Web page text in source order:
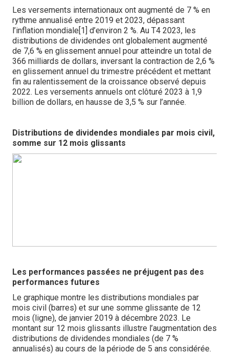
Les versements internationaux ont augmenté de 7 % en
rythme annualisé entre 2019 et 2023, dépassant
l’inflation mondiale[1] d’environ 2 %. Au T4 2023, les
distributions de dividendes ont globalement augmenté
de 7,6 % en glissement annuel pour atteindre un total de
366 milliards de dollars, inversant la contraction de 2,6 %
en glissement annuel du trimestre précédent et mettant
fin au ralentissement de la croissance observé depuis
2022. Les versements annuels ont clôturé 2023 à 1,9
billion de dollars, en hausse de 3,5 % sur l’année.
Distributions de dividendes mondiales par mois civil,
somme sur 12 mois glissants
Les performances passées ne préjugent pas des
performances futures
Le graphique montre les distributions mondiales par
mois civil (barres) et sur une somme glissante de 12
mois (ligne), de janvier 2019 à décembre 2023. Le
montant sur 12 mois glissants illustre l’augmentation des
distributions de dividendes mondiales (de 7 %
annualisés) au cours de la période de 5 ans considérée.